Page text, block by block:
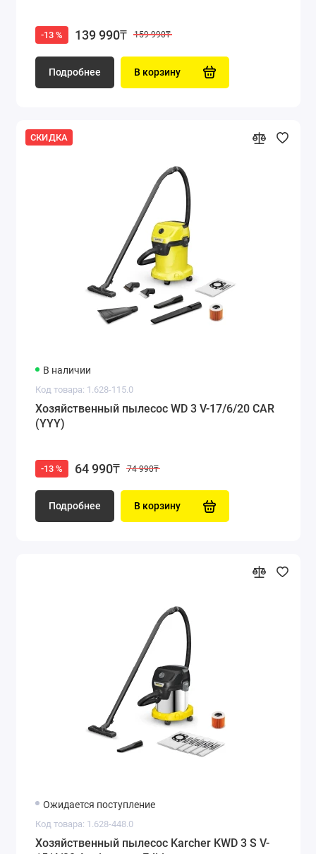
-13 % 139 990₸ 159 990₸
Подробнее В корзину
СКИДКА
В наличии
Код товара: 1.628-115.0
Хозяйственный пылесос WD 3 V-17/6/20 CAR
(YYY)
-13 % 64 990₸ 74 990₸
Подробнее В корзину
Ожидается поступление
Код товара: 1.628-448.0
Хозяйственный пылесос Karcher KWD 3 S V-